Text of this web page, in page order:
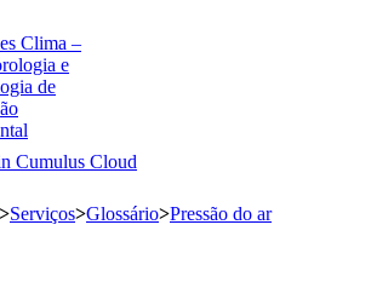
Cumulus Cloud
>Serviços>Glossário>Pressão do ar